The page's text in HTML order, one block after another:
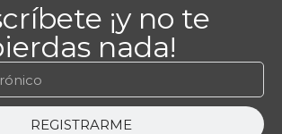
¡y no te
nada!
REGISTRARME